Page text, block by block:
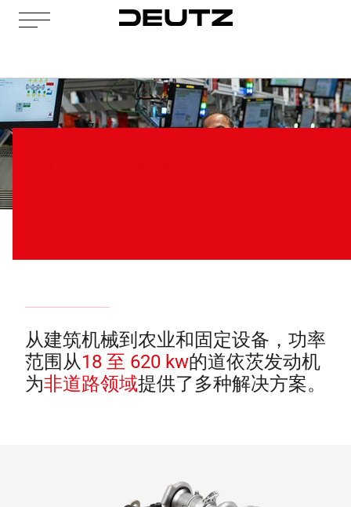
从建筑机械到农业和固定设备，功率
范围从18 至 620 kw的道依茨发动机
为非道路领域提供了多种解决方案。